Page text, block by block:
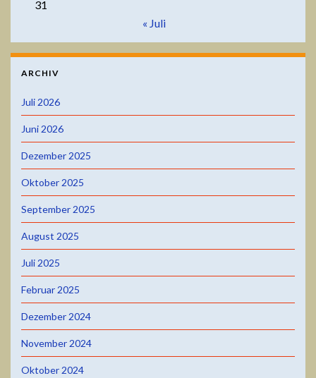
31
« Juli
ARCHIV
Juli 2026
Juni 2026
Dezember 2025
Oktober 2025
September 2025
August 2025
Juli 2025
Februar 2025
Dezember 2024
November 2024
Oktober 2024